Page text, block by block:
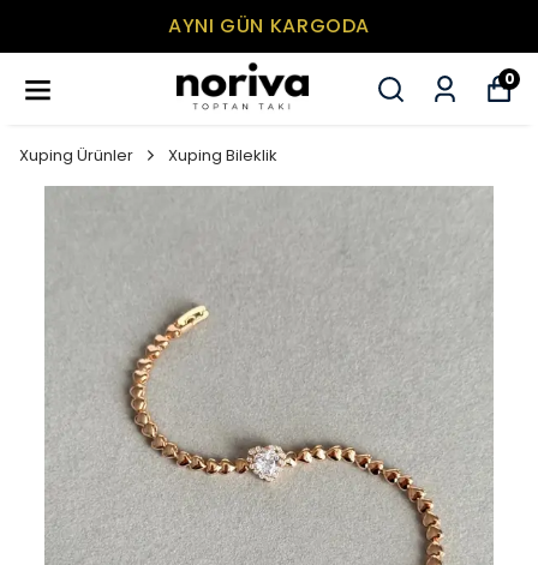
AYNI GÜN KARGODA
0
Xuping Ürünler Xuping Bileklik